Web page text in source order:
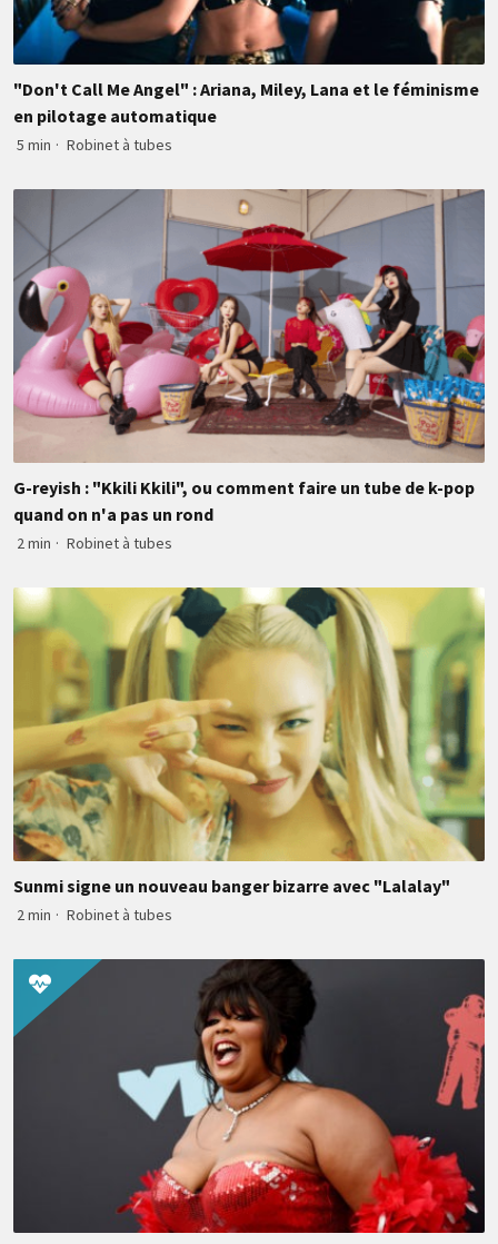
"Don't Call Me Angel" : Ariana, Miley, Lana et le féminisme
en pilotage automatique
5 min · Robinet à tubes
G-reyish : "Kkili Kkili", ou comment faire un tube de k-pop
quand on n'a pas un rond
2 min · Robinet à tubes
Sunmi signe un nouveau banger bizarre avec "Lalalay"
2 min · Robinet à tubes